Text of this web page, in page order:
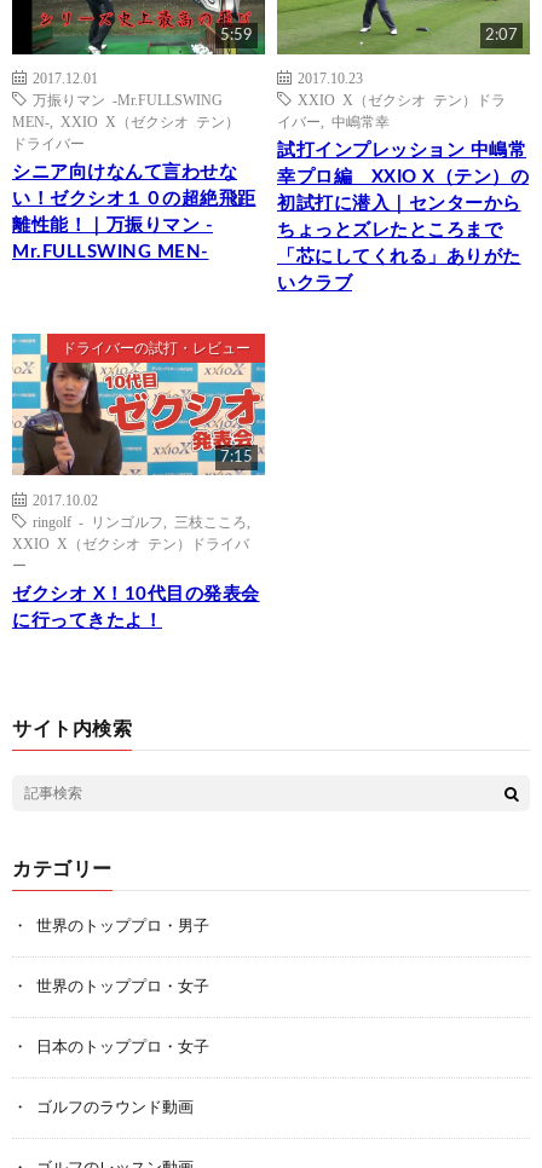
5:59
2017.12.01
万振りマン -Mr.FULLSWING
MEN-
XXIO X（ゼクシオ テン）
ドライバー
シニア向けなんて言わせな
い！ゼクシオ１０の超絶飛距
離性能！｜万振りマン -
Mr.FULLSWING MEN-
2:07
2017.10.23
XXIO X（ゼクシオ テン）ドラ
イバー
中嶋常幸
試打インプレッション 中嶋常
幸プロ編 XXIO X（テン）の
初試打に潜入｜センターから
ちょっとズレたところまで
「芯にしてくれる」ありがた
いクラブ
ドライバーの試打・レビュー
7:15
2017.10.02
ringolf - リンゴルフ
三枝こころ
XXIO X（ゼクシオ テン）ドライバ
ー
ゼクシオ X！10代目の発表会
に行ってきたよ！
サイト内検索
カテゴリー
世界のトッププロ・男子
世界のトッププロ・女子
日本のトッププロ・女子
ゴルフのラウンド動画